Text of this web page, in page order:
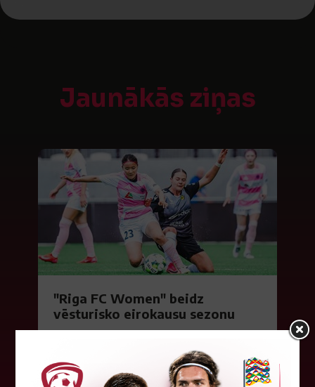
Jaunākās ziņas
"Riga FC Women" beidz
vēsturisko eirokausu sezonu
Čempionu līgas kvalifikācijas otrajā kārtā ar 1:4
piekāpās Lietuvas "Gintra". Ar šo spēli Latvijas
klubam beidzās eirokausu...